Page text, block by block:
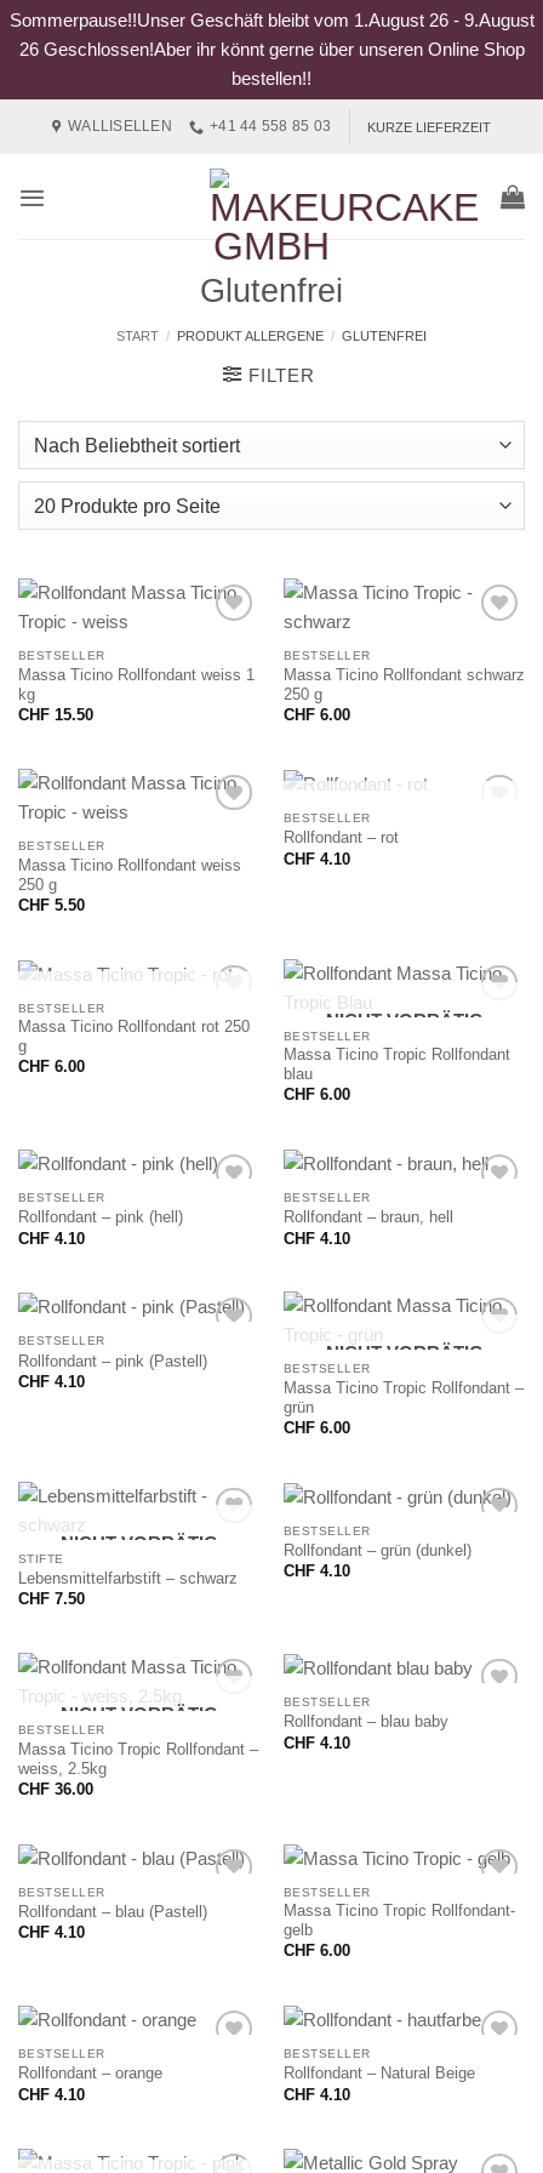
Sommerpause!!Unser Geschäft bleibt vom 1.August 26 - 9.August
26 Geschlossen!Aber ihr könnt gerne über unseren Online Shop
bestellen!!
WALLISELLEN +41 44 558 85 03 KURZE LIEFERZEIT
Glutenfrei
START / PRODUKT ALLERGENE / GLUTENFREI
FILTER
BESTSELLER
Massa Ticino Rollfondant weiss 1
kg
CHF15.50
BESTSELLER
Massa Ticino Rollfondant schwarz
250 g
CHF6.00
BESTSELLER
Massa Ticino Rollfondant weiss
250 g
CHF5.50
NICHT VORRÄTIG
BESTSELLER
Rollfondant – rot
CHF4.10
NICHT VORRÄTIG
BESTSELLER
Massa Ticino Rollfondant rot 250
g
CHF6.00
NICHT VORRÄTIG
BESTSELLER
Massa Ticino Tropic Rollfondant
blau
CHF6.00
BESTSELLER
Rollfondant – pink (hell)
CHF4.10
BESTSELLER
Rollfondant – braun, hell
CHF4.10
BESTSELLER
Rollfondant – pink (Pastell)
CHF4.10
NICHT VORRÄTIG
BESTSELLER
Massa Ticino Tropic Rollfondant –
grün
CHF6.00
NICHT VORRÄTIG
STIFTE
Lebensmittelfarbstift – schwarz
CHF7.50
BESTSELLER
Rollfondant – grün (dunkel)
CHF4.10
NICHT VORRÄTIG
BESTSELLER
Massa Ticino Tropic Rollfondant –
weiss, 2.5kg
CHF36.00
BESTSELLER
Rollfondant – blau baby
CHF4.10
BESTSELLER
Rollfondant – blau (Pastell)
CHF4.10
BESTSELLER
Massa Ticino Tropic Rollfondant-
gelb
CHF6.00
BESTSELLER
Rollfondant – orange
CHF4.10
BESTSELLER
Rollfondant – Natural Beige
CHF4.10